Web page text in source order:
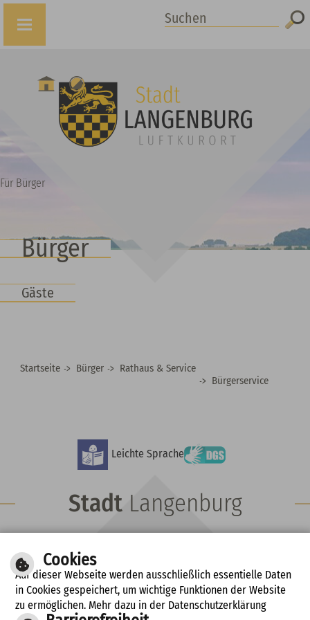
Gäste
Bürger
Suchen
Für Bürger
Startseite Bürger
Rathaus & Service
Bürgerservice
Leichte Sprache
StadtLangenburg
Hauptstraße 15 | 74595 Langenburg
Fon: 07905 9102-0 | Fax: 07905 491
E-Mail schreiben
Diese Seite drucken
Cookies
Auf dieser Webseite werden ausschließlich essentielle Daten
in Cookies gespeichert, um wichtige Funktionen der Website
zu ermöglichen. Mehr dazu in der Datenschutzerklärung